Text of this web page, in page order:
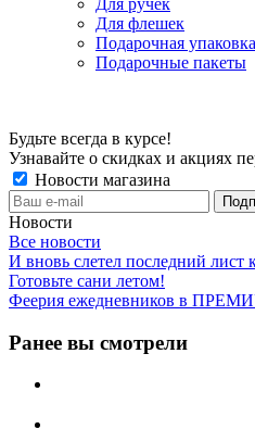
Для флешек
Подарочная упаковка
Подарочные пакеты
Будьте всегда в курсе!
Узнавайте о скидках и акциях
Новости магазина
Новости
Все новости
И вновь слетел последний лист
Готовьте сани летом!
Феерия ежедневников в
Ранее вы смотрели